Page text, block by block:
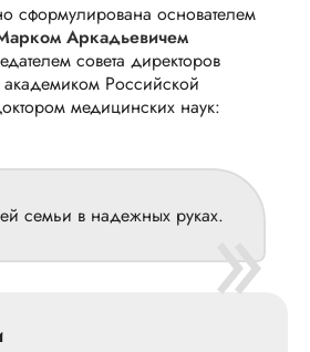
сформулирована основателем
Аркадьевичем
совета директоров
Российской
медицинских наук:
семьи в надежных руках.»